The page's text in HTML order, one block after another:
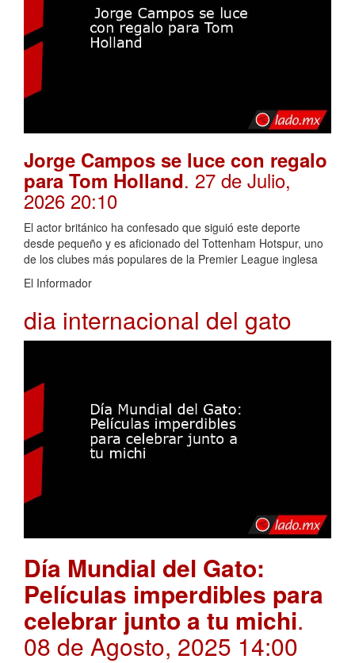
Jorge Campos se luce con regalo
para Tom Holland. 27 de Julio,
2026 20:10
El actor británico ha confesado que siguió este deporte
desde pequeño y es aficionado del Tottenham Hotspur, uno
de los clubes más populares de la Premier League inglesa
El Informador
dia internacional del gato
Día Mundial del Gato:
Películas imperdibles para
celebrar junto a tu michi.
08 de Agosto, 2025 14:00